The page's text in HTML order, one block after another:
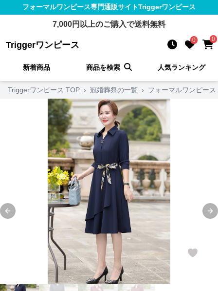
フォーマルワンピース専門通販サイトTriggerワンピース
7,000円以上のご購入で送料無料
Triggerワンピース 0 0
新着商品 商品を検索 人気ランキング
Triggerワンピース TOP › 冠婚葬祭の一覧 › フォーマルワンピー
Previous slide